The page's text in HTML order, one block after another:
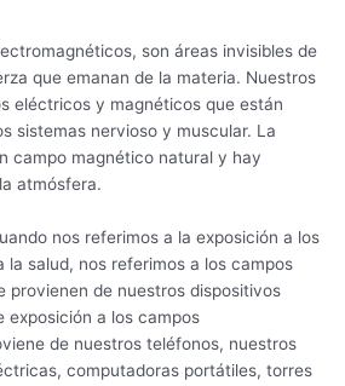
son áreas invisibles de
que emanan de la materia. Nuestros
eléctricos y magnéticos que están
sistemas nervioso y muscular. La
campo magnético natural y hay
atmósfera.
nos referimos a la exposición a los
la salud, nos referimos a los campos
provienen de nuestros dispositivos
exposición a los campos
de nuestros teléfonos, nuestros
computadoras portátiles, torres